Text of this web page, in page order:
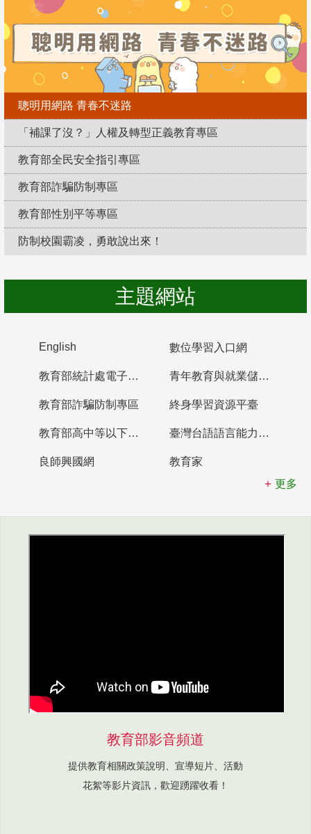
聰明用網路 青春不迷路
「補課了沒？」人權及轉型正義教育專區
教育部全民安全指引專區
教育部詐騙防制專區
教育部性別平等專區
防制校園霸凌，勇敢說出來！
主題網站
English 數位學習入口網
教育部統計處電子書櫃 青年教育與就業儲蓄帳戶
教育部詐騙防制專區 終身學習資源平臺
教育部高中等以下學校及幼兒園教師資格檢定考試 臺灣台語語言能力認證網站
良師興國網
教育家
更多
教育部影音頻道
提供教育相關政策說明、宣導短片、活動
花絮等影片資訊，歡迎踴躍收看！